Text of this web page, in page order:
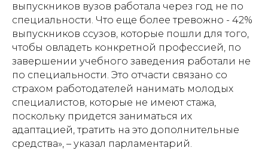
выпускников вузов работала через год не по
специальности. Что еще более тревожно - 42%
выпускников ссузов, которые пошли для того,
чтобы овладеть конкретной профессией, по
завершении учебного заведения работали не
по специальности. Это отчасти связано со
страхом работодателей нанимать молодых
специалистов, которые не имеют стажа,
поскольку придется заниматься их
адаптацией, тратить на это дополнительные
средства», – указал парламентарий.